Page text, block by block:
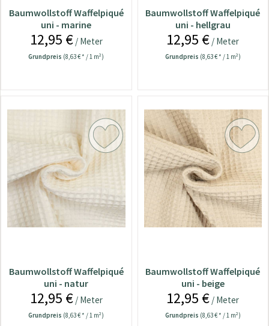
Baumwollstoff Waffelpiqué
uni - marine
12,95 €/ Meter
Grundpreis (8,63 € * / 1 m²)
Baumwollstoff Waffelpiqué
uni - hellgrau
12,95 € / Meter
Grundpreis (8,63 € * / 1 m²)
Baumwollstoff Waffelpiqué
uni - natur
12,95 €/ Meter
Grundpreis (8,63 € * / 1 m²)
Baumwollstoff Waffelpiqué
uni - beige
12,95 € / Meter
Grundpreis (8,63 € * / 1 m²)